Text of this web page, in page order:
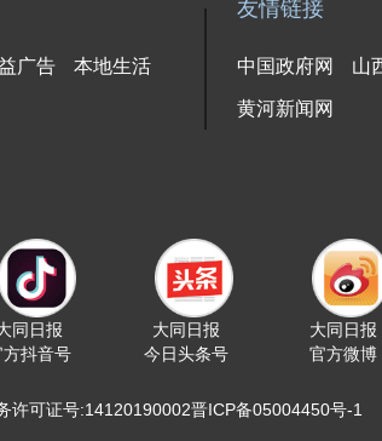
广告 本地生活
友情链接
中国政府网 山
黄河新闻网
同日报
方抖音号
大同日报
今日头条号
大同日报
官方微博
许可证号:14120190002晋ICP备05004450号-1